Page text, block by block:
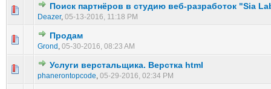
Поиск партнёров в студию веб-разработок "Sia
Deazer, 05-13-2016, 11:18 PM
0 голос(ов) - 0 из 5 в среднем
12345
Продам
Grond , 05-30-2016, 08:23 AM
0 голос(ов) - 0 из 5 в среднем
Услуги верстальщика. Верстка html
phanerontopcode, 05-29-2016, 02:34 PM
0 голос(ов) - 0 из 5 в среднем
12345